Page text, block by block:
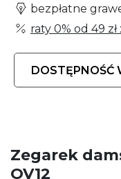
bezpłatne
raty 0% od 49 zł
DOSTĘPNOŚĆ
Zegarek
OV12